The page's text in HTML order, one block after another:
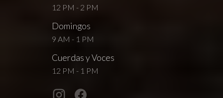
12 PM - 2 PM
Domingos
9 AM - 1 PM
Cuerdas y Voces
12 PM - 1 PM